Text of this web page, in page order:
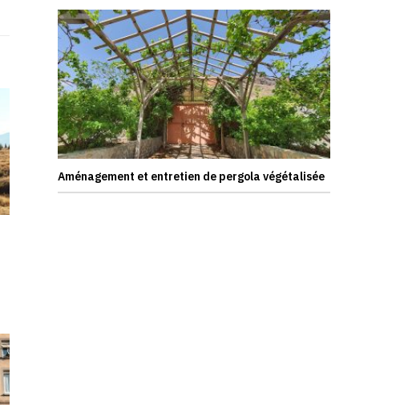
Aménagement et entretien de pergola végétalisée